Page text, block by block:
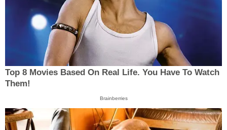
Top 8 Movies Based On Real Life. You Have To Watch
Them!
Brainberries